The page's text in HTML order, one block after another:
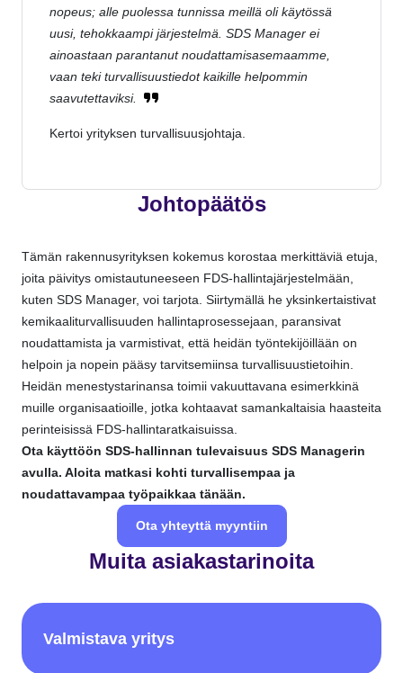
nopeus; alle puolessa tunnissa meillä oli käytössä
uusi, tehokkaampi järjestelmä. SDS Manager ei
ainoastaan parantanut noudattamisasemaamme,
vaan teki turvallisuustiedot kaikille helpommin
saavutettaviksi.
Kertoi yrityksen turvallisuusjohtaja.
Johtopäätös
Tämän rakennusyrityksen kokemus korostaa merkittäviä etuja,
joita päivitys omistautuneeseen FDS-hallintajärjestelmään,
kuten SDS Manager, voi tarjota. Siirtymällä he yksinkertaistivat
kemikaaliturvallisuuden hallintaprosessejaan, paransivat
noudattamista ja varmistivat, että heidän työntekijöillään on
helpoin ja nopein pääsy tarvitsemiinsa turvallisuustietoihin.
Heidän menestystarinansa toimii vakuuttavana esimerkkinä
muille organisaatioille, jotka kohtaavat samankaltaisia haasteita
perinteisissä FDS-hallintaratkaisuissa.
Ota käyttöön SDS-hallinnan tulevaisuus SDS Managerin
avulla. Aloita matkasi kohti turvallisempaa ja
noudattavampaa työpaikkaa tänään.
Ota yhteyttä myyntiin
Muita asiakastarinoita
Valmistava yritys